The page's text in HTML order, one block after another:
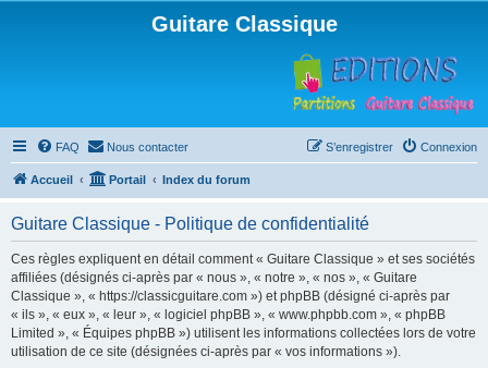
Guitare Classique
FAQ Nous contacter Connexion
S’enregistrer
Accueil Portail Index du forum
Guitare Classique - Politique de confidentialité
Ces règles expliquent en détail comment « Guitare Classique » et ses sociétés
affiliées (désignés ci-après par « nous », « notre », « nos », « Guitare
Classique », « https://classicguitare.com ») et phpBB (désigné ci-après par
« ils », « eux », « leur », « logiciel phpBB », « www.phpbb.com », « phpBB
Limited », « Équipes phpBB ») utilisent les informations collectées lors de votre
utilisation de ce site (désignées ci-après par « vos informations »).